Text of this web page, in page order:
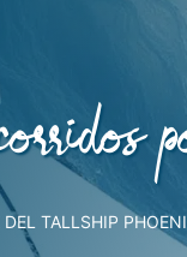
DEL TALLSHIP